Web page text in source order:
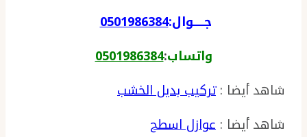
جـــــوال:0501986384
واتساب:
0501986384
شاهد أيضا :تركيب بديل الخشب
شاهد أيضا : عوازل اسطح